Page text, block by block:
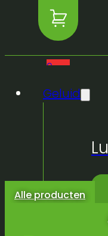
0
producten
winkelwagen.
Geluid
Alle producten